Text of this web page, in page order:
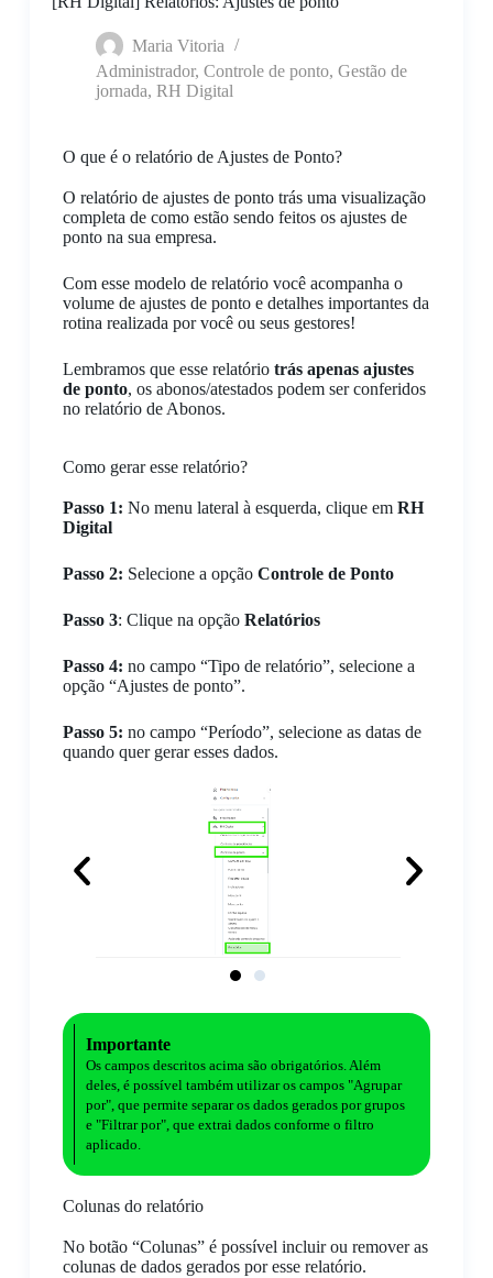
Maria Vitoria
Administrador, Controle de ponto, Gestão de
jornada, RH Digital
O que é o relatório de Ajustes de Ponto?
O relatório de ajustes de ponto trás uma visualização
completa de como estão sendo feitos os ajustes de
ponto na sua empresa.
Com esse modelo de relatório você acompanha o
volume de ajustes de ponto e detalhes importantes da
rotina realizada por você ou seus gestores!
Lembramos que esse relatóriotrás apenas ajustes
de ponto, os abonos/atestados podem ser conferidos
no relatório de Abonos.
Como gerar esse relatório?
Passo 1: No menu lateral à esquerda, clique em RH
Digital
Passo 2: Selecione a opção Controle de Ponto
Passo 3: Clique na opção Relatórios
Passo 4: no campo “Tipo de relatório”, selecione a
opção “Ajustes de ponto”.
Passo 5: no campo “Período”, selecione as datas de
quando quer gerar esses dados.
Importante
Os campos descritos acima são obrigatórios. Além
deles, é possível também utilizar os campos "Agrupar
por", que permite separar os dados gerados por grupos
e "Filtrar por", que extrai dados conforme o filtro
aplicado.
Colunas do relatório
No botão “Colunas” é possível incluir ou remover as
colunas de dados gerados por esse relatório.